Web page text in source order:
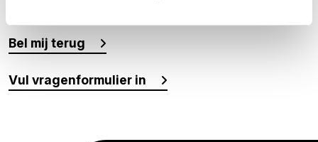
Bel mij terug
Vul vragenformulier in